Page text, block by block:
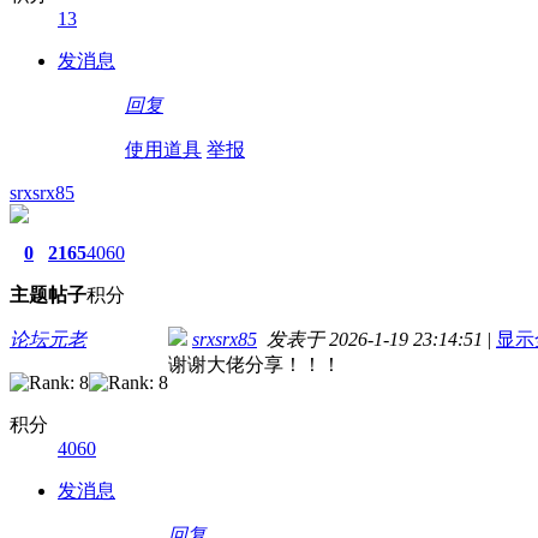
13
发消息
回复
使用道具 举报
srxsrx85
0
主题
2165
帖子
4060
积分
论坛元老
积分
4060
发消息
srxsrx85 发表于 2026-1-19 23:14:51 | 显
谢谢大佬分享！！！